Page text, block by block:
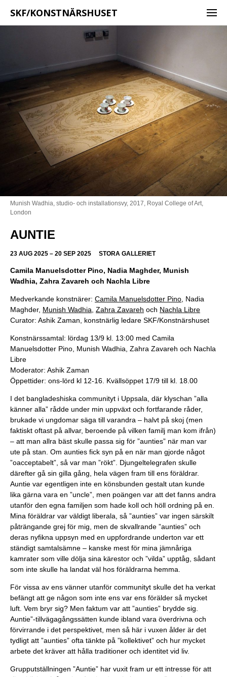
SKF/KONSTNÄRSHUSET
Munish Wadhia, studio- och installationsvy, 2017, Royal College of Art,
London
AUNTIE
23 AUG 2025 – 20 SEP 2025 STORA GALLERIET
Camila Manuelsdotter Pino, Nadia Maghder, Munish
Wadhia, Zahra Zavareh och Nachla Libre
Medverkande konstnärer: Camila Manuelsdotter Pino , Nadia
Maghder, Munish Wadhia Zahra Zavareh och Nachla Libre
Curator: Ashik Zaman, konstnärlig ledare SKF/Konstnärshuset
Konstnärssamtal: lördag 13/9 kl. 13:00 med Camila
Manuelsdotter Pino, Munish Wadhia, Zahra Zavareh och Nachla
Libre
Moderator: Ashik Zaman
Öppettider: ons-lörd kl 12-16. Kvällsöppet 17/9 till kl. 18.00
I det bangladeshiska communityt i Uppsala, där klyschan ”alla
känner alla” rådde under min uppväxt och fortfarande råder,
brukade vi ungdomar säga till varandra – halvt på skoj (men
faktiskt oftast på allvar, beroende på vilken familj man kom ifrån)
– att man allra bäst skulle passa sig för ”aunties” när man var
ute på stan. Om aunties fick syn på en när man gjorde något
”oacceptabelt”, så var man ”rökt”. Djungeltelegrafen skulle
därefter gå sin gilla gång, hela vägen fram till ens föräldrar.
Auntie var egentligen inte en könsbunden gestalt utan kunde
lika gärna vara en ”uncle”, men poängen var att det fanns andra
utanför den egna familjen som hade koll och höll ordning på en.
Mina föräldrar var väldigt liberala, så ”aunties” var ingen särskilt
påträngande grej för mig, men de skvallrande ”aunties” och
deras nyfikna uppsyn med en uppfordrande underton var ett
ständigt samtalsämne – kanske mest för mina jämnåriga
kamrater som ville dölja sina kärestor och ”vilda” upptåg, sådant
som inte skulle ha landat väl hos föräldrarna hemma.
För vissa av ens vänner utanför communityt skulle det ha verkat
befängt att ge någon som inte ens var ens förälder så mycket
luft. Vem bryr sig? Men faktum var att ”aunties” brydde sig.
Auntie”-tillvägagångssätten kunde ibland vara överdrivna och
förvirrande i det perspektivet, men så här i vuxen ålder är det
tydligt att ”aunties” ofta tänkte på ”kollektivet” och hur mycket
arbete det kräver att hålla traditioner och identitet vid liv.
Grupputställningen ”Auntie” har vuxit fram ur ett intresse för att